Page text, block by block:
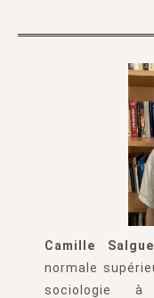
Camille
normale
sociologie